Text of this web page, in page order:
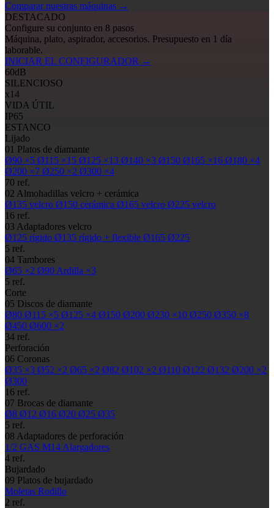
Comparar nuestras máquinas →
DESTACADO
Configure su conjunto en 8 pasos
Máquina, plato, aspirador, accesorios. Presupuesto en 1 día
laborable.
INICIAR EL CONFIGURADOR →
60dB
SILENCIOSO
x14
VIDA ÚTIL
IP65
ESTANCO
Lijado
01 Platos de diamante
Ø90 ×5 Ø115 ×15 Ø125 ×13 Ø140 ×3 Ø150 Ø165 ×16 Ø180 ×4
Ø200 ×7 Ø250 ×2 Ø300 ×4
70 ref.
02 Almohadillas velcro + cerámica
Ø135 velcro Ø150 cerámica Ø165 velcro Ø225 velcro
16 ref.
03 Adaptadores velcro
Ø125 rígido Ø135 rígido + flexible Ø165 Ø225
5 ref.
04 Tambores
Ø65 ×2 Ø90 Ardilla ×3
5 ref.
Corte
05 Discos de diamante
Ø80 Ø115 ×5 Ø125 ×4 Ø150 Ø200 Ø230 ×10 Ø250 Ø350 ×8
Ø450 Ø600 ×2
34 ref.
Perforación
06 Coronas
Ø35 ×3 Ø52 ×2 Ø65 ×2 Ø82 Ø102 ×2 Ø110 Ø122 Ø132 Ø200 ×2
Ø300
16 ref.
07 Brocas de diamante
Ø8 Ø12 Ø16 Ø20 Ø25 Ø35
5 ref.
08 Adaptadores de perforación
1/2 GAS M14 Alargadores
4 ref.
Bujardado
09 Platos de bujardado
Moletas Rodillo
2 ref.